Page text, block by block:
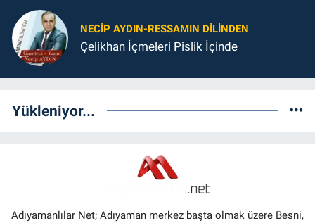
NECIP AYDIN-RESSAMIN DILINDEN
Çelikhan İçmeleri Pislik İçinde
Yükleniyor...
Adıyamanlılar Net; Adıyaman merkez başta olmak üzere Besni,